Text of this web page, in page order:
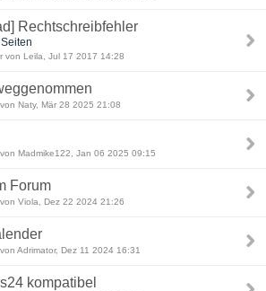
Rechtschreibfehler
von Leila, Jul 17 2017 14:28
Naty, Mär 28 2025 21:08
Madmike122, Jan 06 2025 09:15
Forum
Viola, Dez 22 2024 21:26
Adrimator, Dez 11 2024 16:31
kompatibel